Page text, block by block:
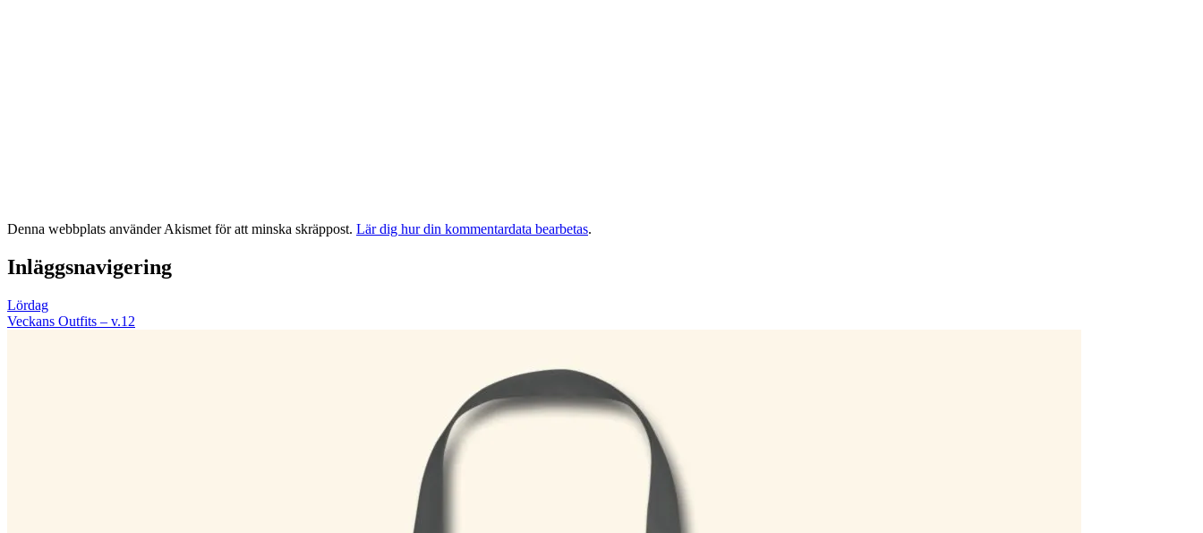
Denna webbplats använder Akismet för att minska skräppost. Lär dig hur din kommentardata bearbetas.
Inläggsnavigering
Lördag
Veckans Outfits – v.12